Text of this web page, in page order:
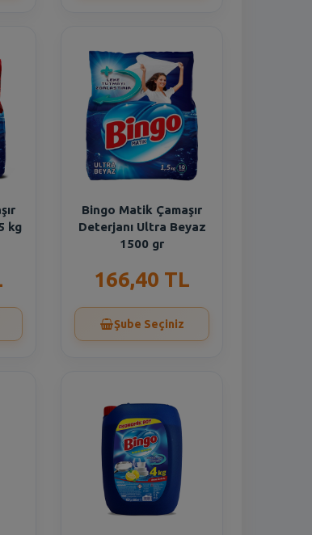
kg
Bingo Matik Çamaşır
Deterjanı Ultra Beyaz
1500 gr
166,40 TL
Şube Seçiniz